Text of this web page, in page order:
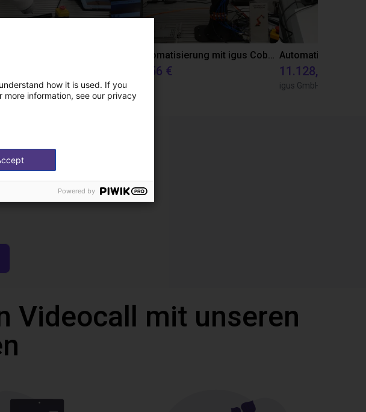
Laborautomatisierung mit igus Cobot ReBeL 6DOF
10.870,56 €
igus GmbH
11.128,07 €
igus GmbH
Videocall mit unseren
how it is used. If you
information, see our privacy
Powered by